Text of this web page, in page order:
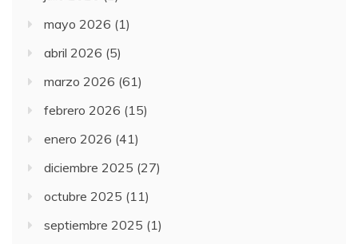
mayo 2026 (1)
abril 2026 (5)
marzo 2026 (61)
febrero 2026 (15)
enero 2026 (41)
diciembre 2025 (27)
octubre 2025 (11)
septiembre 2025 (1)